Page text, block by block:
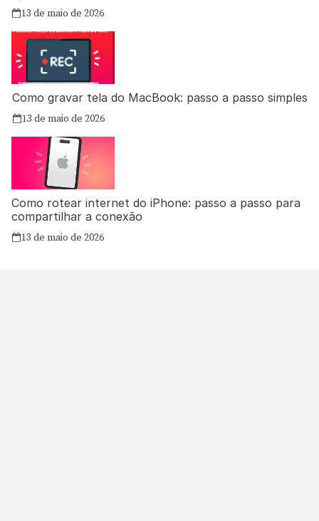
13 de maio de 2026
Como gravar tela do MacBook: passo a passo simples
13 de maio de 2026
Como rotear internet do iPhone: passo a passo para
compartilhar a conexão
13 de maio de 2026